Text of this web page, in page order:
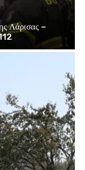
Λάρισας –